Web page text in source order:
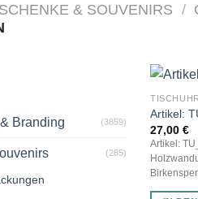
& SOUVENIRS /
Branding (3859)
(285)
Artikel:
27,00€
Artikel: